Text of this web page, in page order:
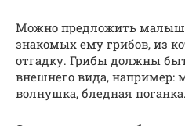
Можно предложить
знакомых ему грибов, из
отгадку. Грибы должны
внешнего вида, например:
волнушка, бледная